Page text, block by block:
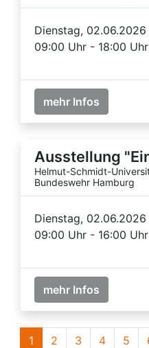
Dienstag, 02.06.2026
09:00 Uhr - 18:00 Uhr
mehr Infos
Ausstellung
Helmut-Schmidt-
Bundeswehr Hamburg
Dienstag, 02.06.2026
09:00 Uhr - 16:00 Uhr
mehr Infos
1 2 3 4 5